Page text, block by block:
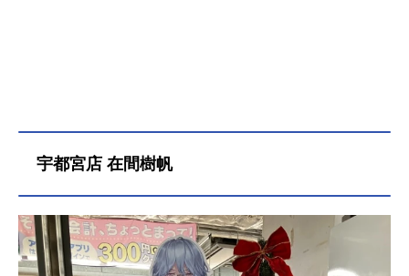
宇都宮店 在間樹帆